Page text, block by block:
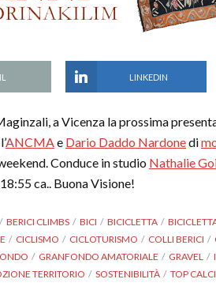
LINKEDIN
a Vicenza la prossima
ANCMAe Dario Daddo Nardonedi
Conduce in studio Nathalie
ca.. Buona Visione!
BERICI CLIMBS BICI BICICLETTA
CICLISMO CICLOTURISMO COLLI BERICI
GRANFONDO AMATORIALE GRAVEL
TERRITORIO SOSTENIBILITÀ TOP